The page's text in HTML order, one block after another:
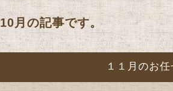
月の記事です。
１１月のお